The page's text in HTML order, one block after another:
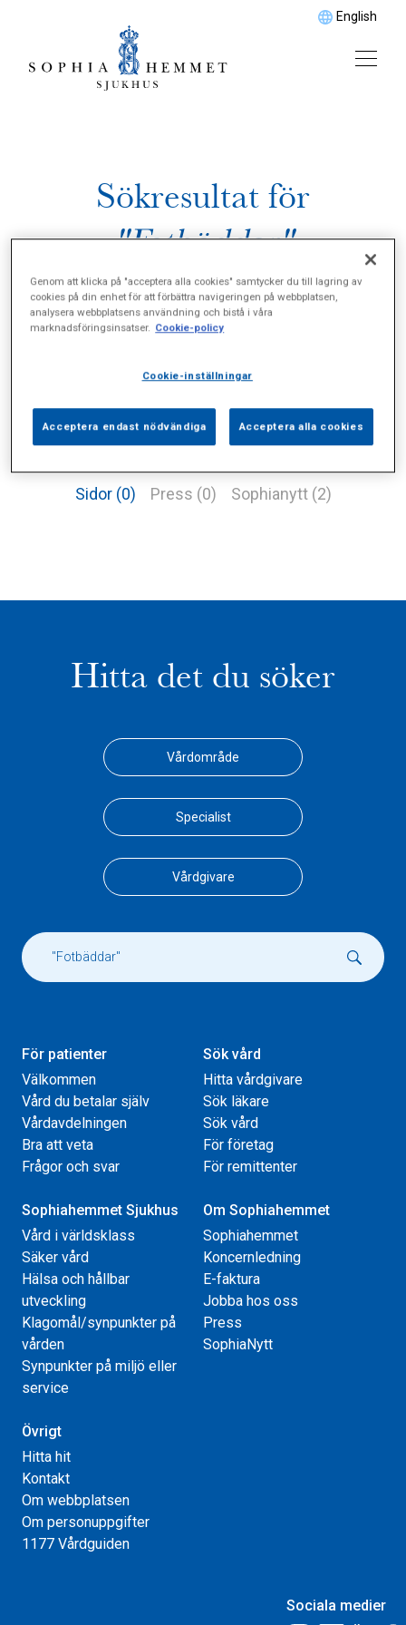
English
Sökresultat för
"Fotbäddar"
Sidor (0) Press (0) Sophianytt (2)
Hitta det du söker
Vårdområde
Specialist
Vårdgivare
För patienter
Välkommen
Vård du betalar själv
Vårdavdelningen
Bra att veta
Frågor och svar
Sök vård
Hitta vårdgivare
Sök läkare
Sök vård
För företag
För remittenter
Sophiahemmet Sjukhus
Vård i världsklass
Säker vård
Hälsa och hållbar
utveckling
Klagomål/synpunkter på
vården
Synpunkter på miljö eller
service
Om Sophiahemmet
Sophiahemmet
Koncernledning
E-faktura
Jobba hos oss
Press
SophiaNytt
Övrigt
Hitta hit
Kontakt
Om webbplatsen
Om personuppgifter
1177 Vårdguiden
Sociala medier
Genom att klicka på "acceptera alla cookies" samtycker du till lagring av
cookies på din enhet för att förbättra navigeringen på webbplatsen,
analysera webbplatsens användning och bistå i våra
marknadsföringsinsatser. Cookie-policy
Cookie-inställningar
Acceptera endast nödvändiga Acceptera alla cookies